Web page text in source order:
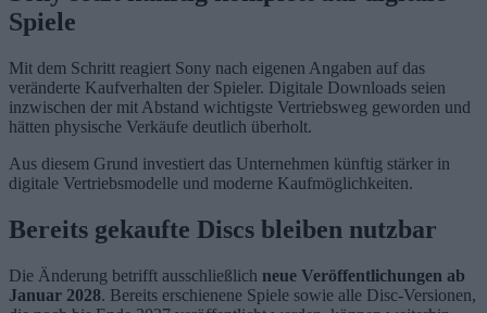
Spiele
Mit dem Schritt reagiert Sony nach eigenen Angaben auf das
veränderte Kaufverhalten der Spieler. Digitale Downloads seien
inzwischen der mit Abstand wichtigste Vertriebsweg geworden und
hätten physische Verkäufe deutlich überholt.
Aus diesem Grund investiert das Unternehmen künftig stärker in
digitale Vertriebsmodelle und moderne Kaufmöglichkeiten.
Bereits gekaufte Discs bleiben nutzbar
Die Änderung betrifft ausschließlich neue Veröffentlichungen ab
Januar 2028. Bereits erschienene Spiele sowie alle Disc-Versionen,